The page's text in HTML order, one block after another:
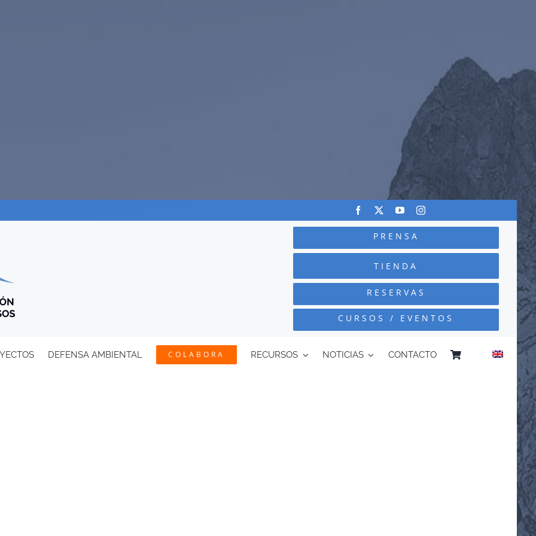
PRENSA
TIENDA
RESERVAS
CURSOS / EVENTOS
DEFENSA AMBIENTAL COLABORA RECURSOS NOTICIAS CONTACTO